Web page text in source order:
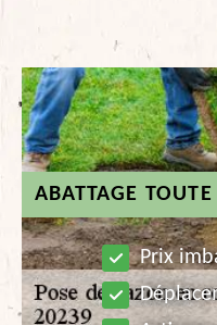
ABATTAGE
Prix